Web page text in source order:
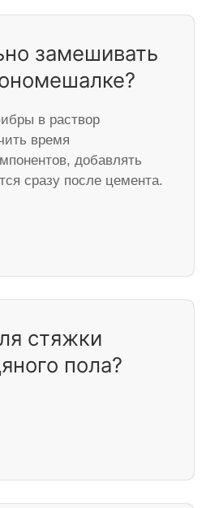
замешивать
в раствор
время
добавлять
сразу после цемента.
стяжки
пола?